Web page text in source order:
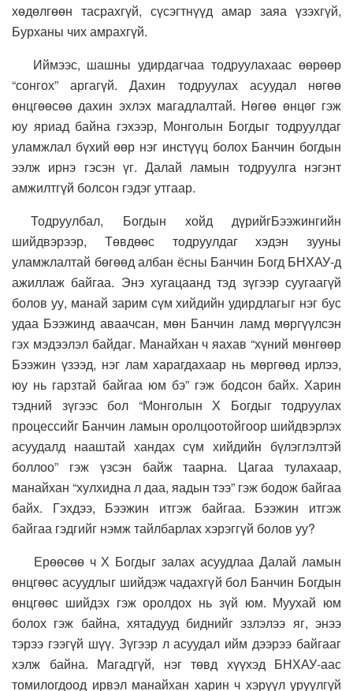
хөдөлгөөн тасрахгүй, сүсэгтнүүд амар заяа үзэхгүй,
Бурханы чих амрахгүй.
Иймээс, шашны удирдагчаа тодруулахаас өөрөөр
“сонгох” аргагүй. Дахин тодруулах асуудал нөгөө
өнцгөөсөө дахин эхлэх магадлалтай. Нөгөө өнцөг гэж
юу яриад байна гэхээр, Монголын Богдыг тодруулдаг
уламжлал бүхий өөр нэг инстүүц болох Банчин богдын
ээлж ирнэ гэсэн үг. Далай ламын тодруулга нэгэнт
амжилтгүй болсон гэдэг утгаар.
Тодруулбал, Богдын хойд дүрийгБээжингийн
шийдвэрээр, Төвдөөс тодруулдаг хэдэн зууны
уламжлалтай бөгөөд албан ёсны Банчин Богд БНХАУ-д
ажиллаж байгаа. Энэ хугацаанд тэд зүгээр суугаагүй
болов уу, манай зарим сүм хийдийн удирдлагыг нэг бус
удаа Бээжинд аваачсан, мөн Банчин ламд мөргүүлсэн
гэх мэдээлэл байдаг. Манайхан ч яахав “хүний мөнгөөр
Бээжин үзээд, нэг лам харагдахаар нь мөргөөд ирлээ,
юу нь гарзтай байгаа юм бэ” гэж бодсон байх. Харин
тэдний зүгээс бол “Монголын Х Богдыг тодруулах
процессийг Банчин ламын оролцоотойгоор шийдвэрлэх
асуудалд нааштай хандах сүм хийдийн бүлэглэлтэй
боллоо” гэж үзсэн байж таарна. Цагаа тулахаар,
манайхан “хулхидна л даа, яадын тээ” гэж бодож байгаа
байх. Гэхдээ, Бээжин итгэж байгаа. Бээжин итгэж
байгаа гэдгийг нэмж тайлбарлах хэрэггүй болов уу?
Ерөөсөө ч Х Богдыг залах асуудлаа Далай ламын
өнцгөөс асуудлыг шийдэж чадахгүй бол Банчин Богдын
өнцгөөс шийдэх гэж оролдох нь зүй юм. Муухай юм
болох гэж байна, хятадууд биднийг эзлэлээ яг, энээ
тэрээ гээгүй шүү. Зүгээр л асуудал ийм дээрээ байгааг
хэлж байна. Магадгүй, нэг төвд хүүхэд БНХАУ-аас
томилогдоод ирвэл манайхан харин ч хэрүүл уруулгүй